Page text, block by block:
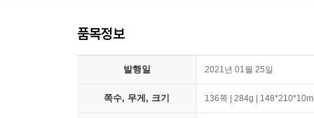
품목정보
발행일 2021년 01월 25일
쪽수, 무게, 크기 136쪽 | 284g |